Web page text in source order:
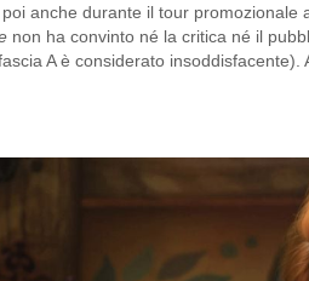
anche durante il tour promozionale
non ha convinto né la critica né il
A è considerato